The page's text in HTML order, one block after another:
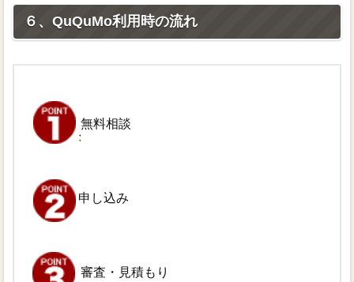
６、QuQuMo利用時の流れ
無料相談
申し込み
審査・見積もり